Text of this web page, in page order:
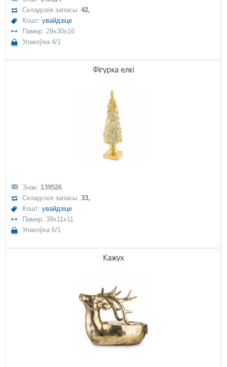
Складскія запасы:42,
Кошт:увайдзіце
Памер: 29x30x16
Упакоўка 4/1
Фігурка елкі
Знак: 139526
Складскія запасы:33,
Кошт:увайдзіце
Памер: 39x11x11
Упакоўка 6/1
Кажух